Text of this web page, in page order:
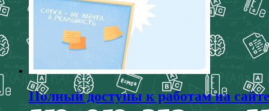
Полный доступы к работам на